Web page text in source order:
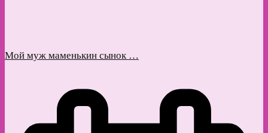
Мой муж маменькин сынок …